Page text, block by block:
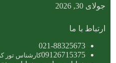
جولای 30, 2026
ارتباط با ما
021-88325673
09126715375کارشناس تور